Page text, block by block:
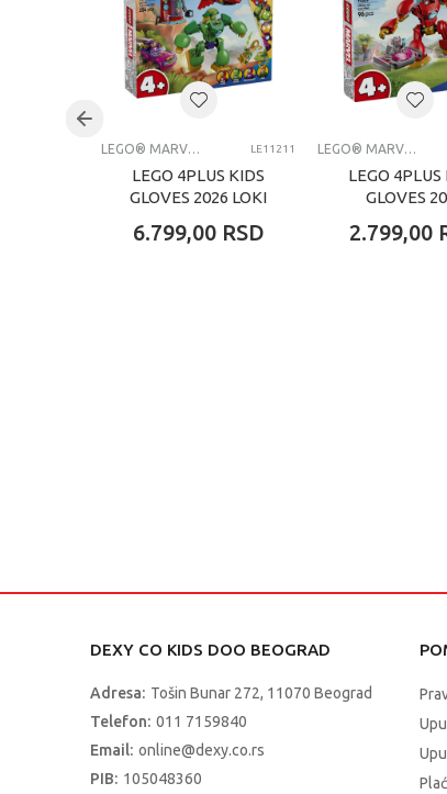
Uzrast
Kategorija
LEGO® MARVEL SUPER HERO ™ LE11211
LEGO 4PLUS KIDS
GLOVES 2026 LOKI
6.799,00 RSD
LEGO® MARVEL SUPER HERO ™
LEGO 4PLUS
GLOVES
MAN
2.799,00
DEXY CO KIDS DOO BEOGRAD
Adresa: Tošin Bunar 272, 11070 Beograd
Telefon: 011 7159840
Email: online@dexy.co.rs
PIB: 105048360